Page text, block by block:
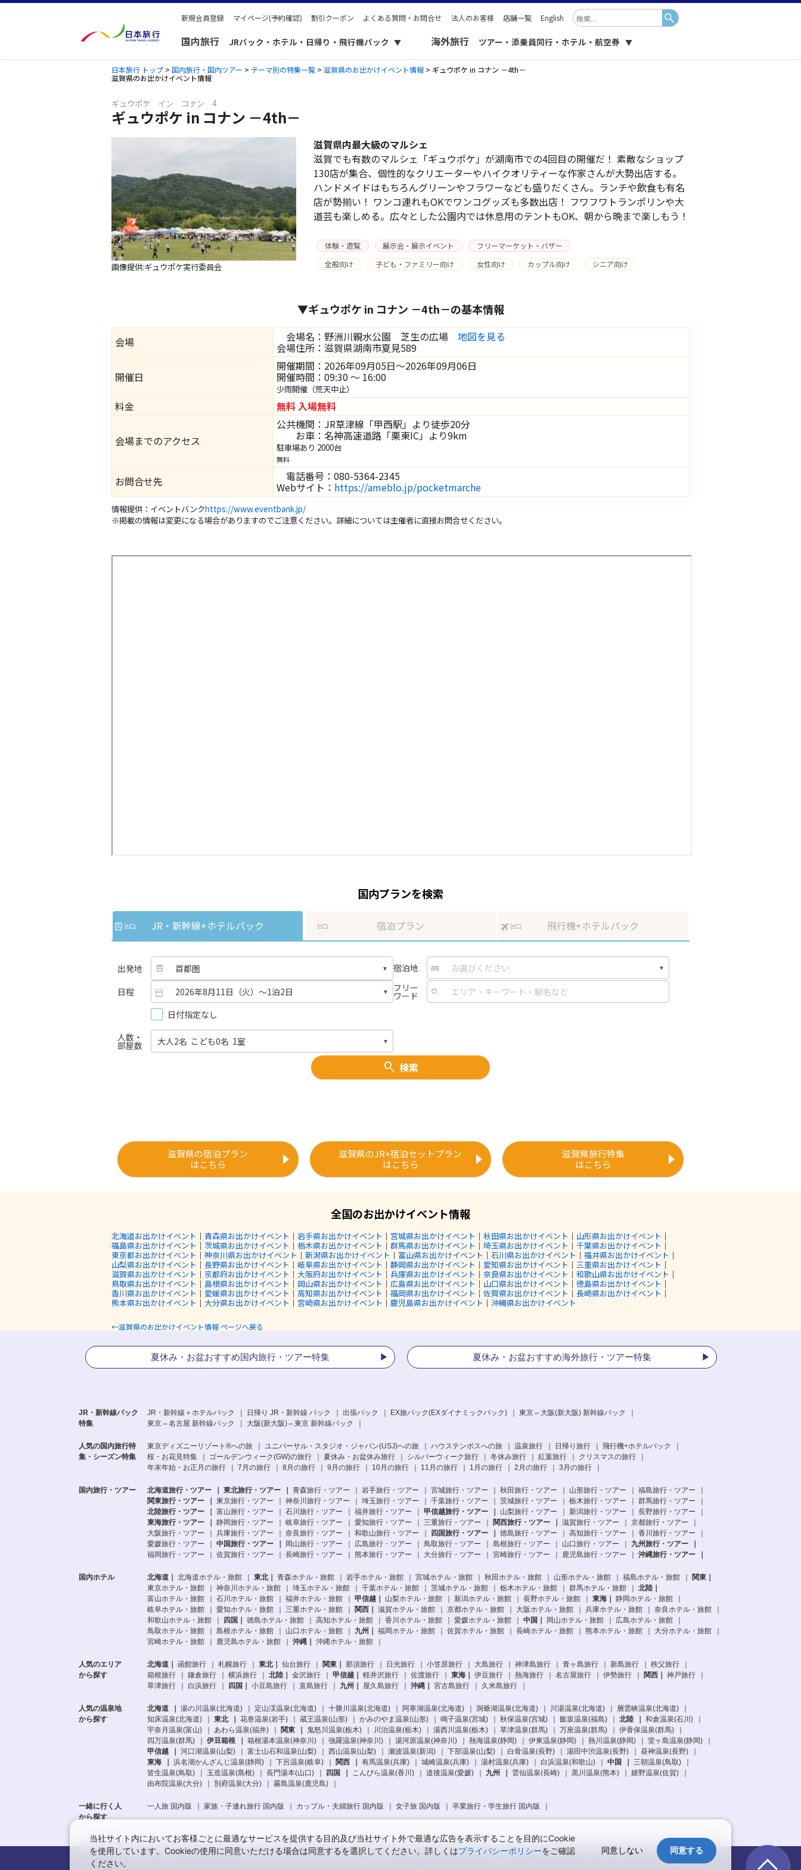
新規会員登録 マイページ(予約確認) 割引クーポン よくある質問・お問合せ 法人のお客様 店舗一覧 English
国内旅行 JRパック・ホテル・日帰り・飛行機パック ▼ 海外旅行 ツアー・添乗員同行・ホテル・航空券 ▼
日本旅行 トップ > 国内旅行・国内ツアー > テーマ別の特集一覧 > 滋賀県のお出かけイベント情報 > ギュウポケ in コナン －4th－
滋賀県のお出かけイベント情報
ギュウポケ イン コナン 4
ギュウポケ in コナン －4th－
画像提供:ギュウポケ実行委員会
滋賀県内最大級のマルシェ
滋賀でも有数のマルシェ「ギュウポケ」が湖南市での4回目の開催だ！ 素敵なショップ
130店が集合、個性的なクリエーターやハイクオリティーな作家さんが大勢出店する。
ハンドメイドはもちろんグリーンやフラワーなども盛りだくさん。ランチや飲食も有名
店が勢揃い！ ワンコ連れもOKでワンコグッズも多数出店！ フワフワトランポリンや大
道芸も楽しめる。広々とした公園内では休息用のテントもOK、朝から晩まで楽しもう！
体験・遊覧 展示会・展示イベント
フリーマーケット・バザー
全般向け
子ども・ファミリー向け 女性向け カップル向け シニア向け
▼ギュウポケ in コナン －4th－の基本情報
会場 会場名：野洲川親水公園 芝生の広場 地図を見る
会場住所：滋賀県湖南市夏見589
開催日
開催期間：2026年09月05日～2026年09月06日
開催時間：09:30 ～ 16:00
少雨開催（荒天中止）
料金 無料 入場無料
会場までのアクセス
公共機関：JR草津線「甲西駅」より徒歩20分
お車：名神高速道路「栗東IC」より9km
駐車場あり 2000台
無料
お問合せ先 電話番号：080-5364-2345
Webサイト： https://ameblo.jp/pocketmarche
情報提供：イベントバンクhttps://www.eventbank.jp/
※掲載の情報は変更になる場合がありますのでご注意ください。詳細については主催者に直接お問合せください。
国内プランを検索
JR・新幹線+ホテルパック 宿泊プラン 飛行機+ホテルパック
出発地
宿泊地
フリー
ワード
日程
日付指定なし
人数・
部屋数
検索
滋賀県の宿泊プラン
はこちら
滋賀県のJR+宿泊セットプラン
はこちら
滋賀県旅行特集
はこちら
全国のお出かけイベント情報
北海道お出かけイベント ｜ 青森県お出かけイベント ｜ 岩手県お出かけイベント ｜ 宮城県お出かけイベント ｜ 秋田県お出かけイベント ｜ 山形県お出かけイベント ｜
福島県お出かけイベント ｜ 茨城県お出かけイベント ｜ 栃木県お出かけイベント ｜ 群馬県お出かけイベント ｜ 埼玉県お出かけイベント ｜ 千葉県お出かけイベント ｜
東京都お出かけイベント ｜ 神奈川県お出かけイベント ｜ 新潟県お出かけイベント ｜ 富山県お出かけイベント ｜ 石川県お出かけイベント ｜ 福井県お出かけイベント ｜
山梨県お出かけイベント ｜ 長野県お出かけイベント ｜ 岐阜県お出かけイベント ｜ 静岡県お出かけイベント ｜ 愛知県お出かけイベント ｜ 三重県お出かけイベント ｜
滋賀県お出かけイベント ｜ 京都府お出かけイベント ｜ 大阪府お出かけイベント ｜ 兵庫県お出かけイベント ｜ 奈良県お出かけイベント ｜ 和歌山県お出かけイベント ｜
鳥取県お出かけイベント ｜ 島根県お出かけイベント ｜ 岡山県お出かけイベント ｜ 広島県お出かけイベント ｜ 山口県お出かけイベント ｜ 徳島県お出かけイベント ｜
香川県お出かけイベント ｜ 愛媛県お出かけイベント ｜ 高知県お出かけイベント ｜ 福岡県お出かけイベント ｜ 佐賀県お出かけイベント ｜ 長崎県お出かけイベント ｜
熊本県お出かけイベント ｜ 大分県お出かけイベント ｜ 宮崎県お出かけイベント ｜ 鹿児島県お出かけイベント ｜ 沖縄県お出かけイベント
←滋賀県のお出かけイベント情報 ページへ戻る
夏休み・お盆おすすめ国内旅行・ツアー特集 夏休み・お盆おすすめ海外旅行・ツアー特集
JR・新幹線パック
特集
JR・新幹線＋ホテルパック 日帰り JR・新幹線 パック 出張パック EX旅パック(EXダイナミックパック)
東京⇔大阪(新大阪) 新幹線パック
東京⇔名古屋 新幹線パック
大阪(新大阪)⇔東京 新幹線パック
人気の国内旅行特
集・シーズン特集
東京ディズニーリゾート®への旅 ユニバーサル・スタジオ・ジャパン(USJ)への旅 ハウステンボスへの旅 温泉旅行 日帰り旅行
飛行機+ホテルパック
桜・お花見特集
ゴールデンウィーク(GW)の旅行 夏休み・お盆休み旅行 シルバーウィーク旅行 冬休み旅行 紅葉旅行
クリスマスの旅行
年末年始・お正月の旅行
7月の旅行 8月の旅行 9月の旅行 10月の旅行 11月の旅行 1月の旅行 2月の旅行 3月の旅行
国内旅行・ツアー 北海道旅行・ツアー 東北旅行・ツアー 青森旅行・ツアー 岩手旅行・ツアー 宮城旅行・ツアー 秋田旅行・ツアー 山形旅行・ツアー
福島旅行・ツアー
関東旅行・ツアー
東京旅行・ツアー 神奈川旅行・ツアー 埼玉旅行・ツアー 千葉旅行・ツアー 茨城旅行・ツアー 栃木旅行・ツアー
群馬旅行・ツアー
北陸旅行・ツアー
富山旅行・ツアー 石川旅行・ツアー 福井旅行・ツアー 甲信越旅行・ツアー 山梨旅行・ツアー 新潟旅行・ツアー
長野旅行・ツアー
東海旅行・ツアー
静岡旅行・ツアー 岐阜旅行・ツアー 愛知旅行・ツアー 三重旅行・ツアー 関西旅行・ツアー 滋賀旅行・ツアー
京都旅行・ツアー
大阪旅行・ツアー
兵庫旅行・ツアー 奈良旅行・ツアー 和歌山旅行・ツアー 四国旅行・ツアー 徳島旅行・ツアー 高知旅行・ツアー
香川旅行・ツアー
愛媛旅行・ツアー
中国旅行・ツアー 岡山旅行・ツアー 広島旅行・ツアー 鳥取旅行・ツアー 島根旅行・ツアー 山口旅行・ツアー
九州旅行・ツアー
福岡旅行・ツアー
佐賀旅行・ツアー 長崎旅行・ツアー 熊本旅行・ツアー 大分旅行・ツアー 宮崎旅行・ツアー 鹿児島旅行・ツアー 沖縄旅行・ツアー
国内ホテル 北海道 北海道ホテル・旅館 東北 青森ホテル・旅館 岩手ホテル・旅館 宮城ホテル・旅館 秋田ホテル・旅館 山形ホテル・旅館 福島ホテル・旅館
関東
東京ホテル・旅館
神奈川ホテル・旅館 埼玉ホテル・旅館 千葉ホテル・旅館 茨城ホテル・旅館 栃木ホテル・旅館 群馬ホテル・旅館
北陸
富山ホテル・旅館
石川ホテル・旅館 福井ホテル・旅館 甲信越 山梨ホテル・旅館 新潟ホテル・旅館 長野ホテル・旅館 東海
静岡ホテル・旅館
岐阜ホテル・旅館
愛知ホテル・旅館 三重ホテル・旅館 関西 滋賀ホテル・旅館 京都ホテル・旅館 大阪ホテル・旅館 兵庫ホテル・旅館
奈良ホテル・旅館
和歌山ホテル・旅館
四国 徳島ホテル・旅館 高知ホテル・旅館 香川ホテル・旅館 愛媛ホテル・旅館 中国 岡山ホテル・旅館
広島ホテル・旅館
鳥取ホテル・旅館
島根ホテル・旅館 山口ホテル・旅館 九州 福岡ホテル・旅館 佐賀ホテル・旅館 長崎ホテル・旅館 熊本ホテル・旅館
大分ホテル・旅館
宮崎ホテル・旅館
鹿児島ホテル・旅館 沖縄 沖縄ホテル・旅館
人気のエリア
から探す
北海道 函館旅行 札幌旅行 東北 仙台旅行 関東 那須旅行 日光旅行 小笠原旅行 大島旅行 神津島旅行 青ヶ島旅行 新島旅行
秩父旅行
箱根旅行
鎌倉旅行 横浜旅行 北陸 金沢旅行 甲信越 軽井沢旅行 佐渡旅行 東海 伊豆旅行 熱海旅行 名古屋旅行 伊勢旅行 関西
神戸旅行
草津旅行
白浜旅行 四国 小豆島旅行 直島旅行 九州 屋久島旅行 沖縄 宮古島旅行 久米島旅行
人気の温泉地
から探す
北海道 湯の川温泉(北海道) 定山渓温泉(北海道) 十勝川温泉(北海道) 阿寒湖温泉(北海道) 洞爺湖温泉(北海道) 川湯温泉(北海道)
層雲峡温泉(北海道)
知床温泉(北海道)
東北 花巻温泉(岩手) 蔵王温泉(山形) かみのやま温泉(山形) 鳴子温泉(宮城) 秋保温泉(宮城) 飯坂温泉(福島) 北陸
和倉温泉(石川)
宇奈月温泉(富山)
あわら温泉(福井) 関東 鬼怒川温泉(栃木) 川治温泉(栃木) 湯西川温泉(栃木) 草津温泉(群馬) 万座温泉(群馬)
伊香保温泉(群馬)
四万温泉(群馬)
伊豆箱根 箱根湯本温泉(神奈川) 強羅温泉(神奈川) 湯河原温泉(神奈川) 熱海温泉(静岡) 伊東温泉(静岡) 熱川温泉(静岡)
堂ヶ島温泉(静岡)
甲信越
河口湖温泉(山梨) 富士山石和温泉(山梨) 西山温泉(山梨) 瀬波温泉(新潟) 下部温泉(山梨) 白骨温泉(長野) 湯田中渋温泉(長野)
昼神温泉(長野)
東海
浜名湖かんざんじ温泉(静岡) 下呂温泉(岐阜) 関西 有馬温泉(兵庫) 城崎温泉(兵庫) 湯村温泉(兵庫) 白浜温泉(和歌山) 中国
三朝温泉(鳥取)
皆生温泉(鳥取)
玉造温泉(島根) 長門湯本(山口) 四国 こんぴら温泉(香川) 道後温泉(愛媛) 九州 雲仙温泉(長崎) 黒川温泉(熊本)
嬉野温泉(佐賀)
由布院温泉(大分)
別府温泉(大分) 霧島温泉(鹿児島)
一緒に行く人
から探す
一人旅 国内版 家族・子連れ旅行 国内版 カップル・夫婦旅行 国内版 女子旅 国内版 卒業旅行・学生旅行 国内版
サイトマップ
当社サイト内においてお客様ごとに最適なサービスを提供する目的及び当社サイト外で最適な広告を表示することを目的にCookie
を使用しています。Cookieの使用に同意いただける場合は同意するを選択してください。詳しくはプライバシーポリシーをご確認
ください。
同意しない 同意する